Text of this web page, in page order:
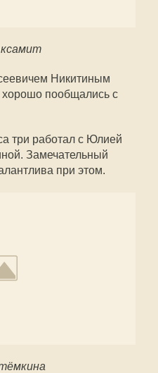
Никитиным
хорошо пообщались с
три работал с Юлией
Замечательный
при этом.